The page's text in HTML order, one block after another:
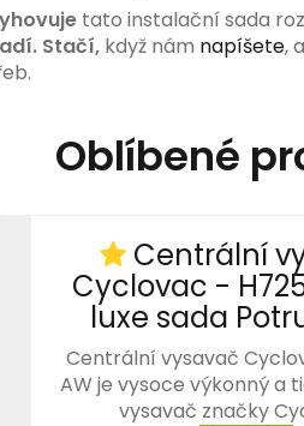
tato instalační sada
Stačí, když nám napíšete,
Oblíbené
Centrální
Cyclovac -
luxe sada
Centrální vysavač
AW je vysoce výkonný a
vysavač značky